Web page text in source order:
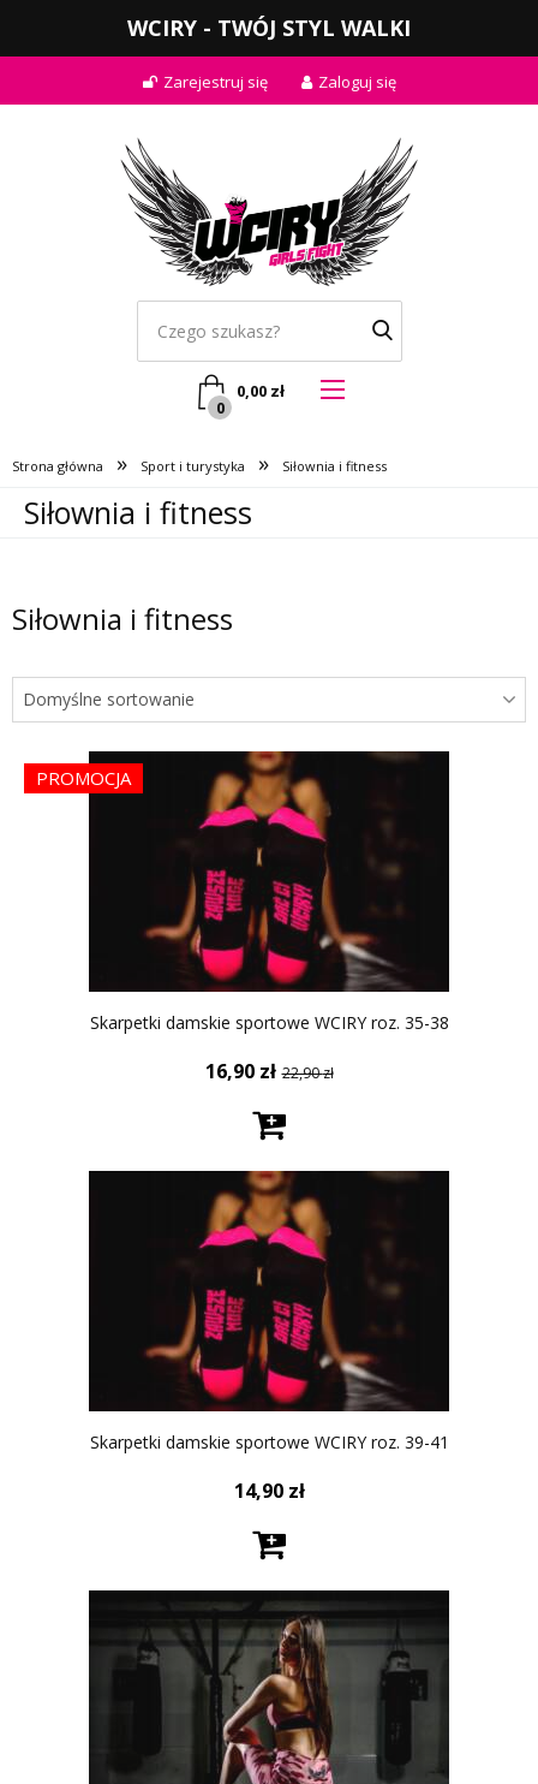
WCIRY - TWÓJ STYL WALKI
Zarejestruj się Zaloguj się
0
0,00 zł
Strona główna » Sport i turystyka » Siłownia i fitness
Siłownia i fitness
Siłownia i fitness
PROMOCJA
Skarpetki damskie sportowe WCIRY roz. 35-38
16,90 zł 22,90zł
Skarpetki damskie sportowe WCIRY roz. 39-41
14,90 zł